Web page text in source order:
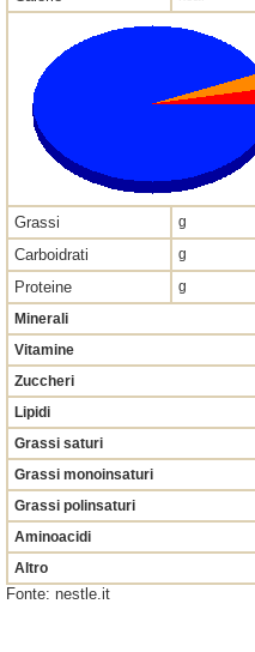
Grassi g
Carboidrati g
Proteine g
Minerali
Vitamine
Zuccheri
Lipidi
Grassi saturi
Grassi monoinsaturi
Grassi polinsaturi
Aminoacidi
Altro
Fonte: nestle.it